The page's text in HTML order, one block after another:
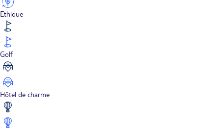
Ethique
Golf
Hôtel de charme